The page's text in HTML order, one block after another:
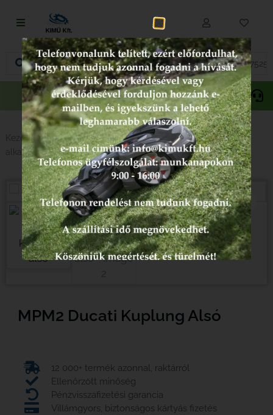
Fűnyírás
Vágás és fűrészelés
Akkumulátoros termékek
Talajápolás és tisztítás
Alkatrészek
Kenőanyagok és kannák
Védőfelszerelés
Tartozékok és kiegészítők
Akciós
termékek
Gepida Oregon
Kezdőlap/ Alkatrészek típus szerint/Kapálógép
alkatrészek/MPM2 (kisolasz)/ MPM2 Ducati kuplung alsó
-17%
MPM2 Ducati Kuplung Alsó
12 000+ termék azonnal, raktárról
Ellenőrzött minőség
Pénzvisszafizetési garancia
Villámgyors, biztonságos kártyás fizetés